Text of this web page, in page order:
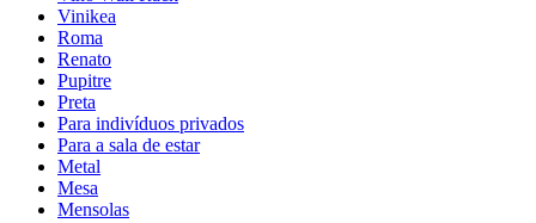
Modular
Garrafas
Número de garrafas (Bordeaux)
tipo de garrafaBordéus, Borgonha, ChampanheMag, num
Dimensões (LxAxP cm)
Altura (cm)
Vinikea
Roma
Renato
Pupitre
Preta
Para indivíduos privados
Para a sala de estar
Metal
Mesa
Mensolas